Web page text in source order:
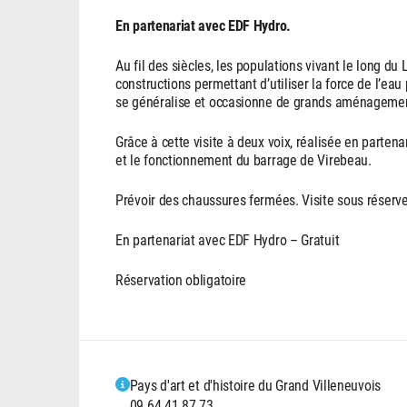
En partenariat avec EDF Hydro.
Au fil des siècles, les populations vivant le long
constructions permettant d’utiliser la force de
se généralise et occasionne de grands
Grâce à cette visite à deux voix, réalisée en
et le fonctionnement du barrage de Virebeau.
Prévoir des chaussures fermées. Visite sous
En partenariat avec EDF Hydro – Gratuit
Réservation obligatoire
Pays d'art et d'histoire du Grand Villeneuvois